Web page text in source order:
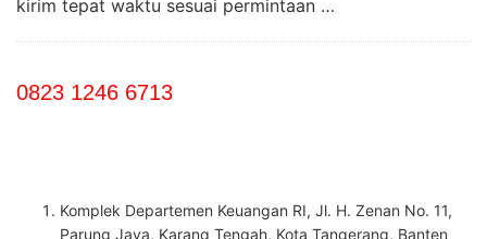
kirim tepat waktu sesuai permintaan …
0823 1246 6713
Komplek Departemen Keuangan RI, Jl. H. Zenan No. 11,
Parung Jaya, Karang Tengah, Kota Tangerang, Banten